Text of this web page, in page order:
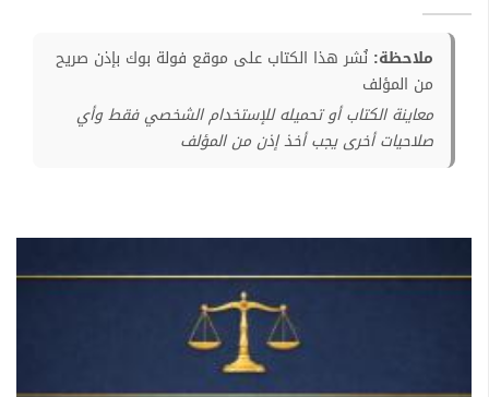
ملاحظة: نُشر هذا الكتاب على موقع فولة بوك بإذن صريح
من المؤلف
معاينة الكتاب أو تحميله للإستخدام الشخصي فقط وأي
صلاحيات أخرى يجب أخذ إذن من المؤلف